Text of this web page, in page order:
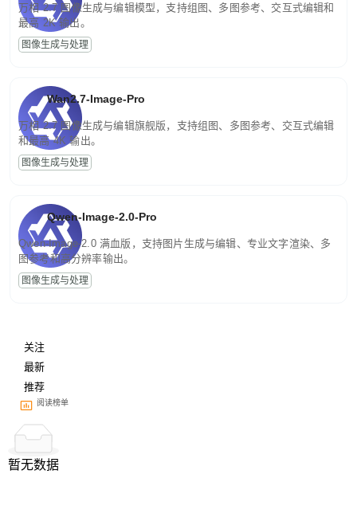
万相 2.7 图像生成与编辑模型，支持组图、多图参考、交互式编辑和
最高 2K 输出。
图像生成与处理
Wan2.7-Image-Pro
万相 2.7 图像生成与编辑旗舰版，支持组图、多图参考、交互式编辑
和最高 4K 输出。
图像生成与处理
Qwen-Image-2.0-Pro
Qwen-Image-2.0 满血版，支持图片生成与编辑、专业文字渲染、多
图参考和高分辨率输出。
图像生成与处理
关注
最新
推荐
阅读榜单
暂无数据